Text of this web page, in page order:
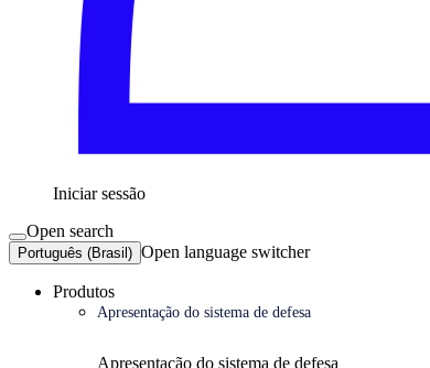
Iniciar sessão
Open search
Português (Brasil) Open language switcher
Produtos
Apresentação do sistema de defesa
Apresentação do sistema de defesa